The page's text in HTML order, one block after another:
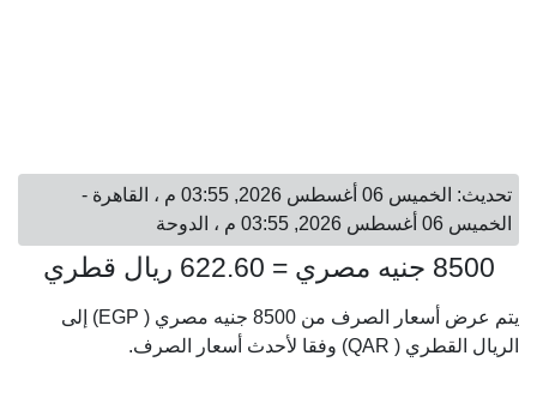
تحديث: الخميس 06 أغسطس 2026, 03:55 م ، القاهرة -
الخميس 06 أغسطس 2026, 03:55 م ، الدوحة
8500 جنيه مصري = 622.60 ريال قطري
يتم عرض أسعار الصرف من 8500 جنيه مصري ( EGP) إلى
الريال القطري ( QAR) وفقا لأحدث أسعار الصرف.